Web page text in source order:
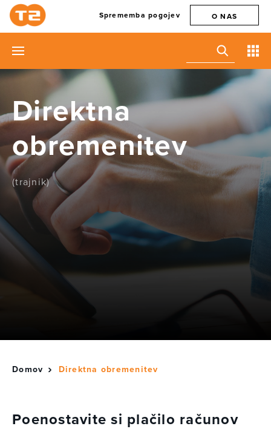
Sprememba pogojev O NAS
Direktna
obremenitev
(trajnik)
Domov Direktna obremenitev
Poenostavite si plačilo računov